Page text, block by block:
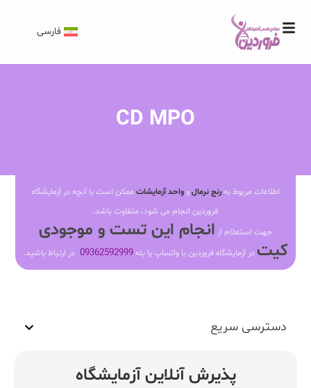
فارسی
CD MPO
اطلاعات مربوط بهرنج نرمالو واحد آزمایشات ممکن است با آنچه در آزمایشگاه
فروردین انجام می شود، متفاوت باشد.
جهت استعلام از انجام این تست و موجودی
کیت در آزمایشگاه فروردین با واتساپ یا بله09362592999 در ارتباط باشید.
دسترسی سریع
پذیرش آنلاین آزمایشگاه